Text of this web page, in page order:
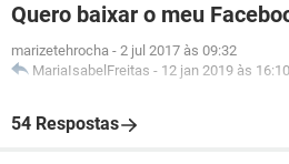
Quero baixar o meu
marizetehrocha - 2 jul 2017 às 09:32
MariaIsabelFreitas - 12 jan 2019 às 16:10
54 Respostas